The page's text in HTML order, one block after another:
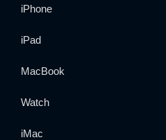
iPhone
iPad
MacBook
Watch
iMac